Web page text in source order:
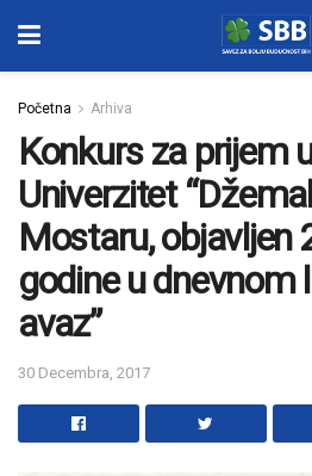
Početna Arhiva
Konkurs za prijem
Univerzitet
Mostaru, objavljen
godine u dnevnom
avaz”
30 Decembra, 2017